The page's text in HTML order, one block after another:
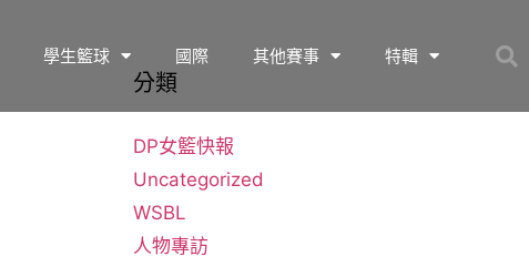
學生籃球 國際 其他賽事 特輯
分類
DP女籃快報
Uncategorized
WSBL
人物專訪